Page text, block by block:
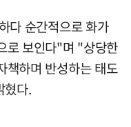
다 순간적으로 화가
로 보인다"며 "상당한
책하며 반성하는 태도
혔다.